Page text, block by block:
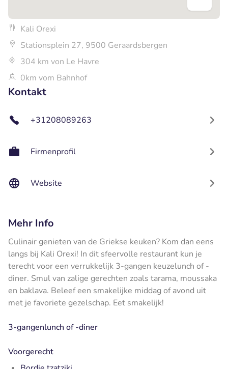
Kali Orexi
Stationsplein 27, 9500 Geraardsbergen
304 km von Le Havre
0km vom Bahnhof
Kontakt
+31208089263
Firmenprofil
Website
Mehr Info
Culinair genieten van de Griekse keuken? Kom dan eens
langs bij Kali Orexi! In dit sfeervolle restaurant kun je
terecht voor een verrukkelijk 3-gangen keuzelunch of -
diner. Smul van zalige gerechten zoals tarama, moussaka
en baklava. Beleef een smakelijke middag of avond uit
met je favoriete gezelschap. Eet smakelijk!
3-gangenlunch of -diner
Voorgerecht